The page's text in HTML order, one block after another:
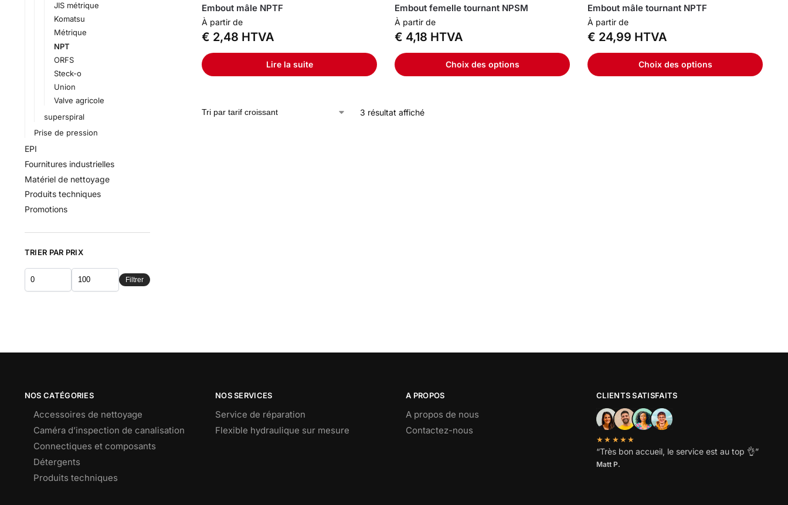
Embout mâle NPTF
À partir de
€ 2,48 HTVA
Lire la suite
Embout femelle tournant NPSM
À partir de
€ 4,18 HTVA
Choix des options
Embout mâle tournant NPTF
À partir de
€ 24,99 HTVA
Choix des options
3 résultat affiché
JIS métrique
Komatsu
Métrique
NPT
ORFS
Steck-o
Union
Valve agricole
superspiral
Prise de pression
EPI
Fournitures industrielles
Matériel de nettoyage
Produits techniques
Promotions
TRIER PAR PRIX
Filtrer
NOS CATÉGORIES
Accessoires de nettoyage
Caméra d’inspection de canalisation
Connectiques et composants
Détergents
Produits techniques
NOS SERVICES
Service de réparation
Flexible hydraulique sur mesure
A PROPOS
A propos de nous
Contactez-nous
CLIENTS SATISFAITS
★★★★★
“Très bon accueil, le service est au top 👌”
Matt P.